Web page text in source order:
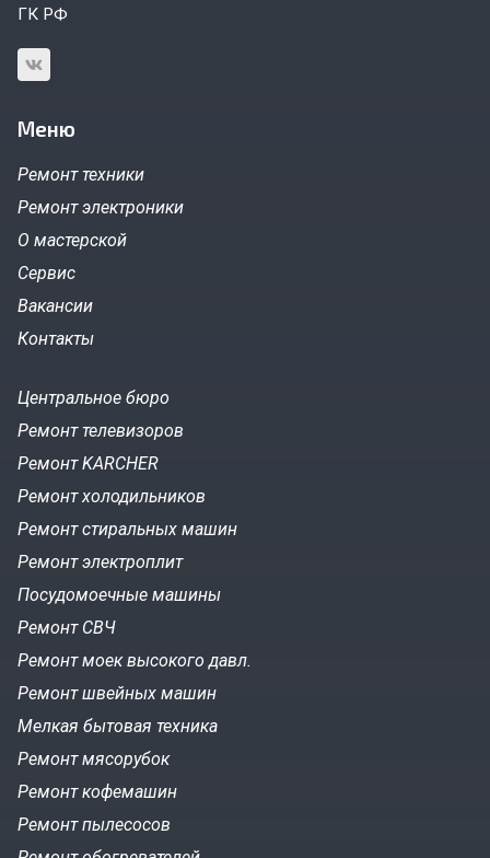
ГК РФ
Меню
Ремонт техники
Ремонт электроники
О мастерской
Сервис
Вакансии
Контакты
Центральное бюро
Ремонт телевизоров
Ремонт KARCHER
Ремонт холодильников
Ремонт стиральных машин
Ремонт электроплит
Посудомоечные машины
Ремонт СВЧ
Ремонт моек высокого давл.
Ремонт швейных машин
Мелкая бытовая техника
Ремонт мясорубок
Ремонт кофемашин
Ремонт пылесосов